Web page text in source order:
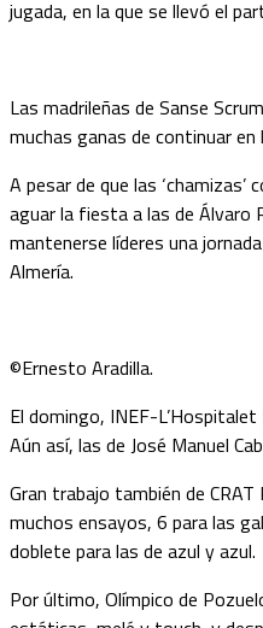
jugada, en la que se llevó el
Las madrileñas de Sanse
muchas ganas de continuar
A pesar de que las
aguar la fiesta a las de Álvaro
mantenerse líderes una
Almería.
©Ernesto Aradilla.
El domingo, INEF-
Aún así, las de José Manuel
Gran trabajo también de
muchos ensayos, 6 para las
doblete para las de azul y azul.
Por último, Olímpico de